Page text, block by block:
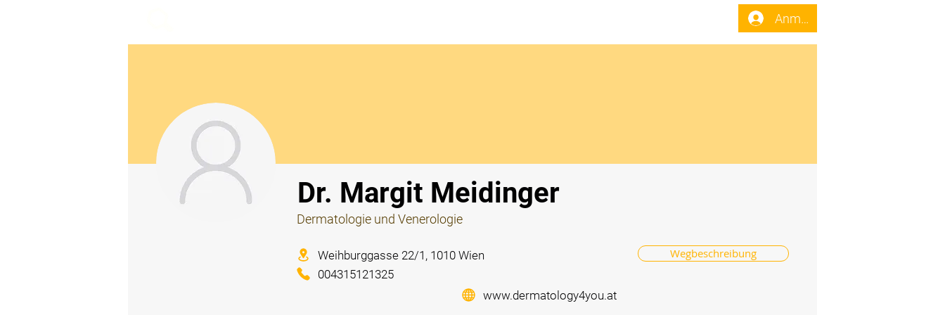
Anmelden
Dr. Margit Meidinger
Dermatologie und Venerologie
Wegbeschreibung
Weihburggasse 22/1, 1010 Wien
004315121325
www.dermatology4you.at